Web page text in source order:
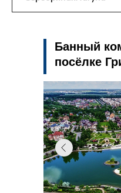
от
фильтров, чтобы
максимально
Банный
посёлке